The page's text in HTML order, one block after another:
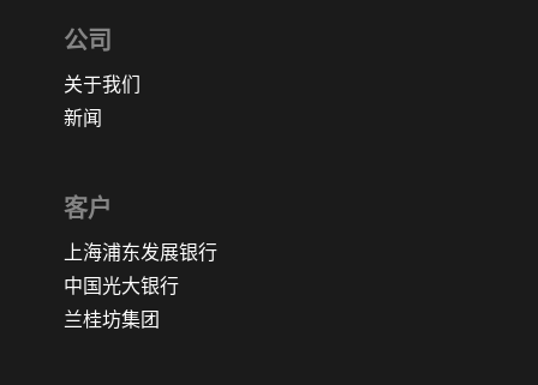
公司
关于我们
新闻
客户
上海浦东发展银行
中国光大银行
兰桂坊集团